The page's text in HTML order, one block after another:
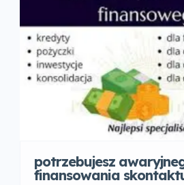
potrzebujesz
finansowania